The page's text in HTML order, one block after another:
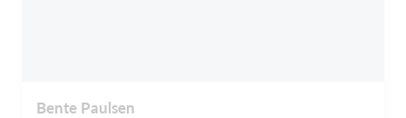
Bente Paulsen